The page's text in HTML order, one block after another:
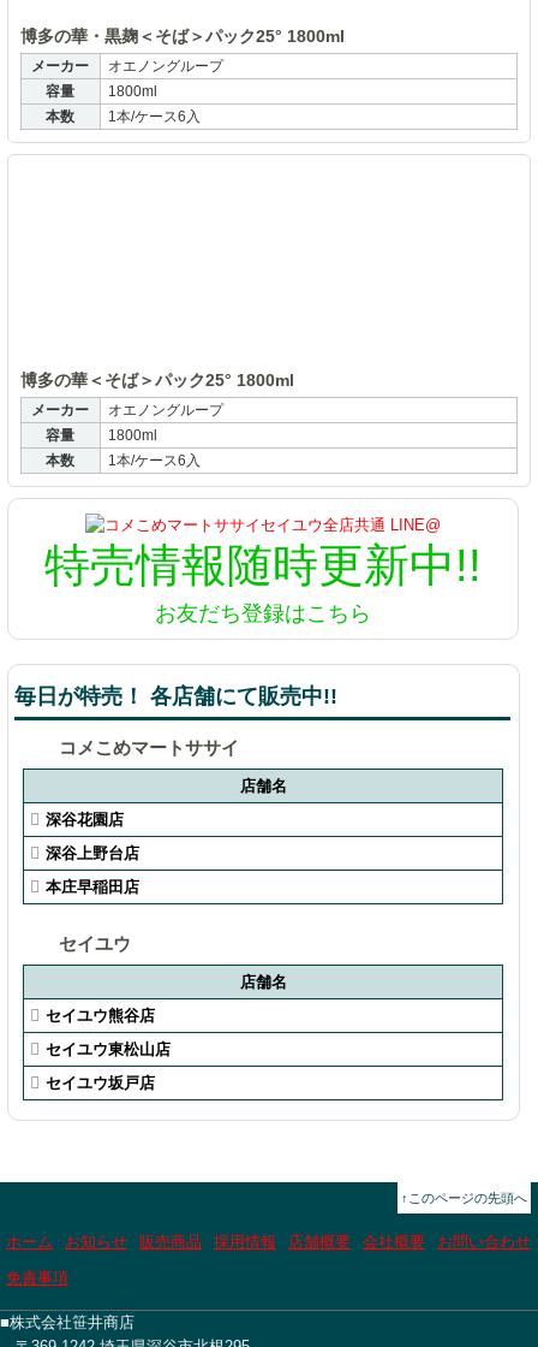
博多の華・黒麹＜そば＞パック25° 1800ml
メーカー
オエノングループ
容量
1800ml
本数
1本/ケース6入
博多の華＜そば＞パック25° 1800ml
メーカー
オエノングループ
容量
1800ml
本数
1本/ケース6入
特売情報随時更新中!!
お友だち登録はこちら
毎日が特売！ 各店舗にて販売中!!
コメこめマートササイ
店舗名
深谷花園店
深谷上野台店
本庄早稲田店
セイユウ
店舗名
セイユウ熊谷店
セイユウ東松山店
セイユウ坂戸店
↑このページの先頭へ
ホーム お知らせ 販売商品 採用情報 店舗概要 会社概要
お問い合わせ
免責事項
■株式会社笹井商店